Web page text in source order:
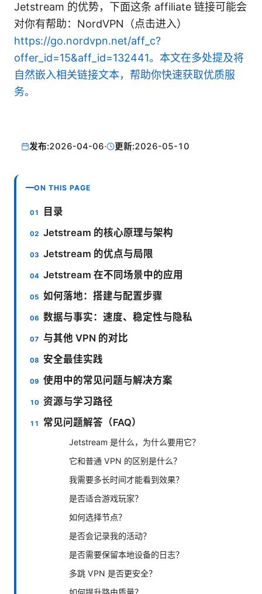
Jetstream 的优势，下面这条 affiliate 链接可能会
对你有帮助：NordVPN（点击进入）
https://go.nordvpn.net/aff_c?
offer_id=15&aff_id=132441。本文在多处提及将
自然嵌入相关链接文本，帮助你快速获取优质服
务。
发布:2026-04-06· 更新:2026-05-10
ON THIS PAGE
目录
Jetstream 的核心原理与架构
Jetstream 的优点与局限
Jetstream 在不同场景中的应用
如何落地：搭建与配置步骤
数据与事实：速度、稳定性与隐私
与其他 VPN 的对比
安全最佳实践
使用中的常见问题与解决方案
资源与学习路径
常见问题解答（FAQ）
Jetstream 是什么，为什么要用它？
它和普通 VPN 的区别是什么？
我需要多长时间才能看到效果？
是否适合游戏玩家？
如何选择节点？
是否会记录我的活动？
是否需要保留本地设备的日志？
多跳 VPN 是否更安全？
如何提升路由质量？